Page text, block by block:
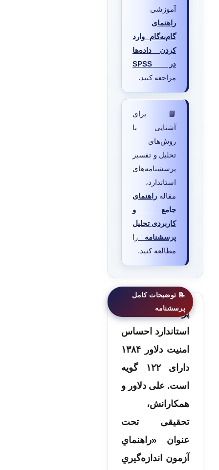
آموزشی
راهنمای
گام‌به‌گام وارد
کردن داده‌ها
در SPSS
مراجعه کنید.
📘 برای
آشنایی با
روش‌های
تحلیل و تفسیر
پرسشنامه‌های
استاندارد،
مقاله راهنمای
جامع و
کاربردی تحلیل
پرسشنامه را
مطالعه کنید.
پرسشنامه
استاندارد احساس
امنیت دلاور ۱۳۸۴
دارای ۱۲۲ گویه
است. علی دلاور و
همکارانش،
تحقیقی تحت
عنوان «راهنماي
آزمون اندازه‌­گیري